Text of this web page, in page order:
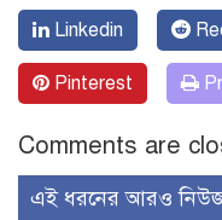
Linkedin
Pinterest
Comments are
এই ধরনের আরও